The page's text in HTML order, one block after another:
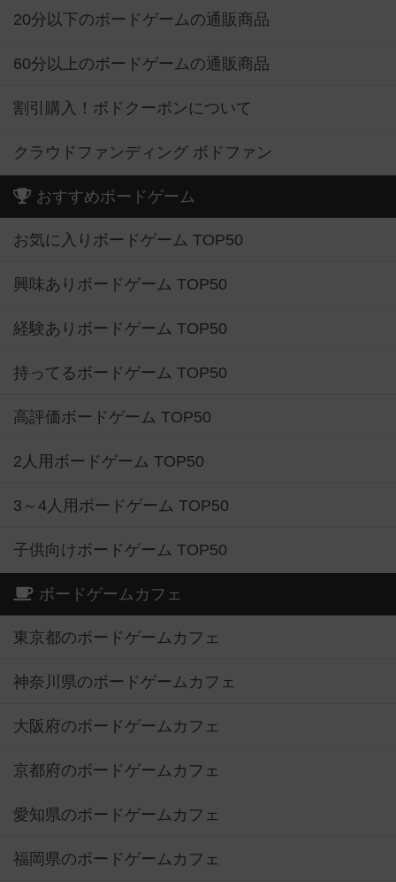
20分以下のボードゲームの通販商品
60分以上のボードゲームの通販商品
割引購入！ボドクーポンについて
クラウドファンディング ボドファン
おすすめボードゲーム
お気に入りボードゲーム TOP50
興味ありボードゲーム TOP50
経験ありボードゲーム TOP50
持ってるボードゲーム TOP50
高評価ボードゲーム TOP50
2人用ボードゲーム TOP50
3～4人用ボードゲーム TOP50
子供向けボードゲーム TOP50
ボードゲームカフェ
東京都のボードゲームカフェ
神奈川県のボードゲームカフェ
大阪府のボードゲームカフェ
京都府のボードゲームカフェ
愛知県のボードゲームカフェ
福岡県のボードゲームカフェ